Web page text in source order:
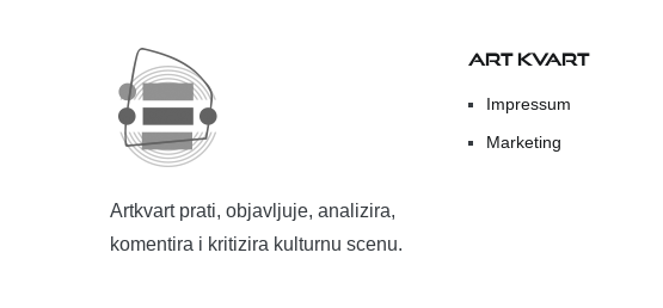
Artkvart prati, objavljuje, analizira,
komentira i kritizira kulturnu scenu.
ART KVART
Impressum
Marketing